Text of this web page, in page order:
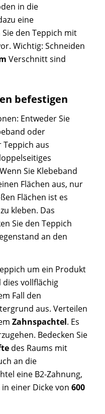
in die
eine
Sie den Teppich mit
Wichtig: Schneiden
Verschnitt sind
befestigen
Entweder Sie
oder
Teppich aus
Sie Klebeband
Flächen aus, nur
Flächen ist es
kleben. Das
Sie den Teppich
an den
um ein Produkt
vollflächig
Fall den
aus. Verteilen
Zahnspachtel. Es
Bedecken Sie
des Raums mit
an die
eine B2-Zahnung,
einer Dicke von 600